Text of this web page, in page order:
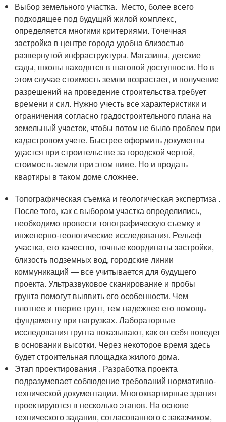
Выбор земельного участка. Место, более всего
подходящее под будущий жилой комплекс,
определяется многими критериями. Точечная
застройка в центре города удобна близостью
развернутой инфраструктуры. Магазины, детские
сады, школы находятся в шаговой доступности. Но в
этом случае стоимость земли возрастает, и получение
разрешений на проведение строительства требует
времени и сил. Нужно учесть все характеристики и
ограничения согласно градостроительного плана на
земельный участок, чтобы потом не было проблем при
кадастровом учете. Быстрее оформить документы
удастся при строительстве за городской чертой,
стоимость земли при этом ниже. Но и продать
квартиры в таком доме сложнее.
Топографическая съемка и геологическая экспертиза .
После того, как с выбором участка определились,
необходимо провести топографическую съемку и
инженерно-геологические исследования. Рельеф
участка, его качество, точные координаты застройки,
близость подземных вод, городские линии
коммуникаций — все учитывается для будущего
проекта. Ультразвуковое сканирование и пробы
грунта помогут выявить его особенности. Чем
плотнее и тверже грунт, тем надежнее его помощь
фундаменту при нагрузках. Лабораторные
исследования грунта показывают, как он себя поведет
в основании высотки. Через некоторое время здесь
будет строительная площадка жилого дома.
Этап проектирования . Разработка проекта
подразумевает соблюдение требований нормативно-
технической документации. Многоквартирные здания
проектируются в несколько этапов. На основе
технического задания, согласованного с заказчиком,